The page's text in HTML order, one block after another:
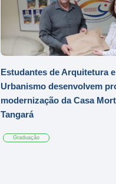
Estudantes de Arquitetura e
Urbanismo desenvolvem
modernização da Casa
Tangará
Graduação